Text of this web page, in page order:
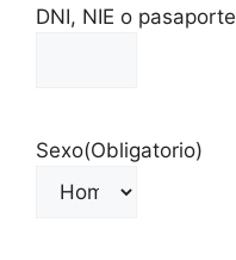
DNI, NIE o pasaporte
Sexo(Obligatorio)